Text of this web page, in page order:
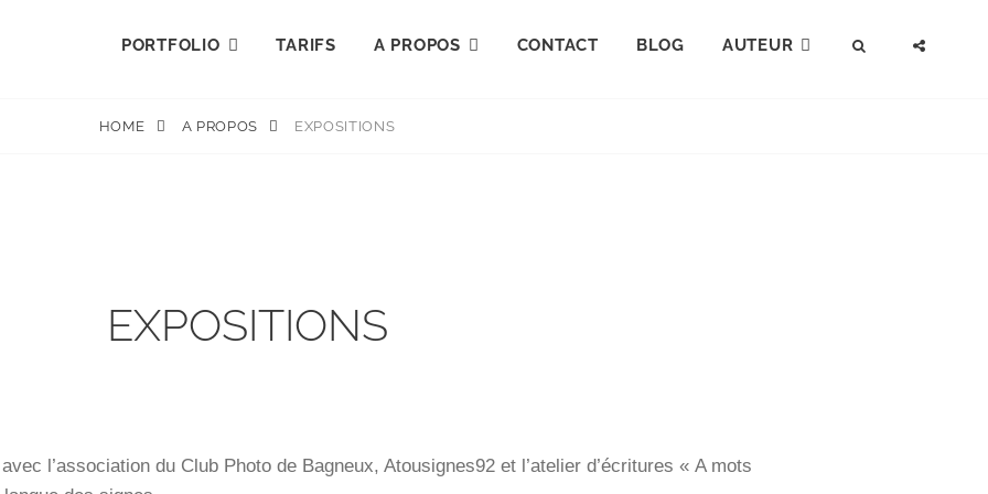
PORTFOLIO TARIFS A PROPOS CONTACT BLOG AUTEUR
HOME A PROPOS EXPOSITIONS
EXPOSITIONS
l’association du Club Photo de Bagneux, Atousignes92 et l’atelier d’écritures « A mots